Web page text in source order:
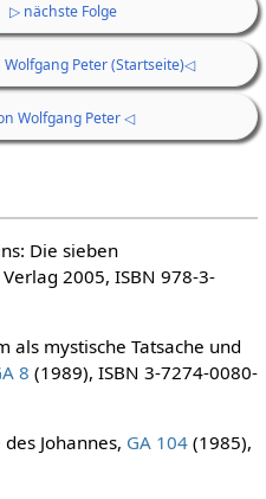
▷ nächste Folge
Peter (Startseite)◁
Wolfgang Peter ◁
Die sieben
2005, ISBN 978-3-
als mystische Tatsache und
8 (1989), ISBN 3-7274-0080-
Johannes, GA 104(1985),